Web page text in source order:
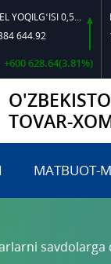
DIZEL YOQILG‘ISI 0,5-40
628.64(3.81%)
16
+2
TOVAR-
MATBUOT-
savdolarga